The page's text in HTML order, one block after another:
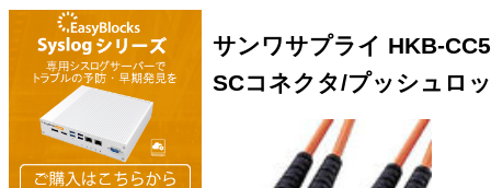
サンワサプライ HKB-
SCコネクタ/プッシュロ